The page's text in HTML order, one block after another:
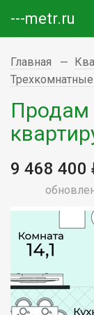
---metr.ru
Главная
Трехкомнатные
Продам
9 468 400